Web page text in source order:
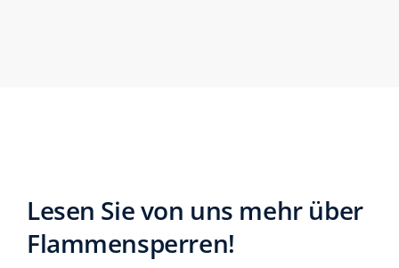
Lesen Sie von uns mehr über
Flammensperren!